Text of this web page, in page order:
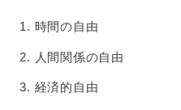
時間の自由
人間関係の自由
経済的自由